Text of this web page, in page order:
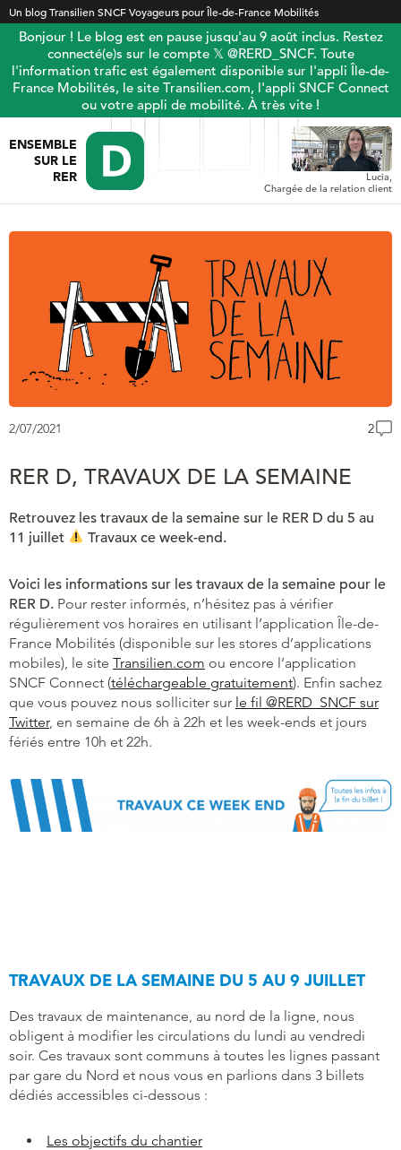
Un blog Transilien SNCF Voyageurs pour Île-de-France Mobilités
Bonjour ! Le blog est en pause jusqu'au 9 août inclus. Restez
connecté(e)s sur le compte 𝕏 @RERD_SNCF. Toute
l'information trafic est également disponible sur l'appli Île-de-
France Mobilités, le site Transilien.com, l'appli SNCF Connect
ou votre appli de mobilité. À très vite !
ENSEMBLE
SUR LE
RER
Lucia,
Chargée de la relation client
2/07/2021 2
RER D, TRAVAUX DE LA SEMAINE
Retrouvez les travaux de la semaine sur le RER D du 5 au
11 juillet
Travaux ce week-end.
Voici les informations sur les travaux de la semaine pour le
RER D. Pour rester informés, n’hésitez pas à vérifier
régulièrement vos horaires en utilisant l’application Île-de-
France Mobilités (disponible sur les stores d’applications
mobiles), le site Transilien.com ou encore l’application
SNCF Connect (téléchargeable gratuitement). Enfin sachez
que vous pouvez nous solliciter sur le fil @RERD_SNCF sur
Twitter, en semaine de 6h à 22h et les week-ends et jours
fériés entre 10h et 22h.
TRAVAUX DE LA SEMAINE DU 5 AU 9 JUILLET
Des travaux de maintenance, au nord de la ligne, nous
obligent à modifier les circulations du lundi au vendredi
soir. Ces travaux sont communs à toutes les lignes passant
par gare du Nord et nous vous en parlions dans 3 billets
dédiés accessibles ci-dessous :
Les objectifs du chantier